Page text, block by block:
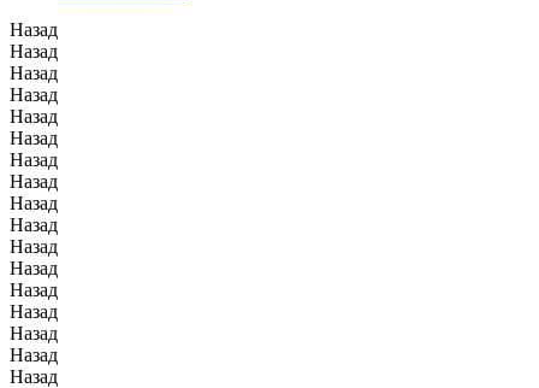
Назад
Назад
Назад
Назад
Назад
Назад
Назад
Назад
Назад
Назад
Назад
Назад
Назад
Назад
Назад
Назад
Назад